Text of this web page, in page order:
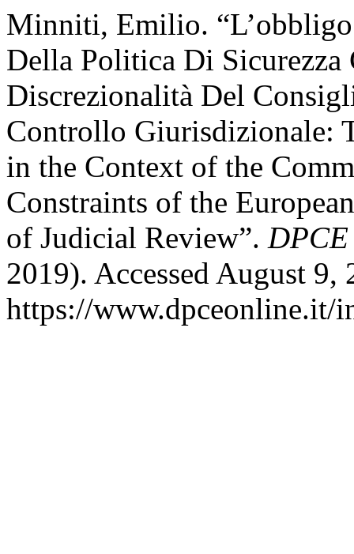
Minniti, Emilio.
Della Politica Di
Discrezionalità Del
Controllo Giurisdizionale:
in the Context of the
Constraints of the
of Judicial Review”.
2019). Accessed August 9,
https://www.dpceonline.it/